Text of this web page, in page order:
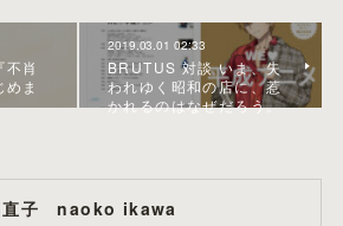
肖
ま
2019.03.01 02:33
BRUTUS 対談 いま、失
われゆく昭和の店に、惹
かれるのはなぜだろう。
直子 naoko ikawa